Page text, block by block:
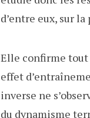
d’entre eux, sur
Elle confirme tout
effet
inverse ne
du dynamisme